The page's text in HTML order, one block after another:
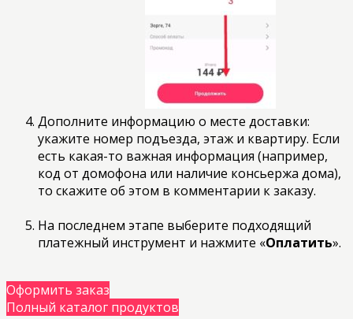
Дополните информацию о месте доставки:
укажите номер подъезда, этаж и квартиру. Если
есть какая-то важная информация (например,
код от домофона или наличие консьержа дома),
то скажите об этом в комментарии к заказу.
На последнем этапе выберите подходящий
платежный инструмент и нажмите «Оплатить».
Оформить заказ
Полный каталог продуктов